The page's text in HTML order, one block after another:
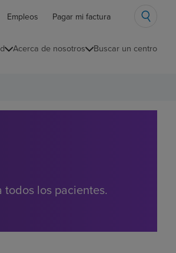
Empleos Pagar mi factura
Acerca de nosotros Buscar un centro
los pacientes.